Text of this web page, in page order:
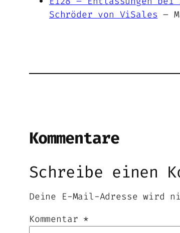
Schröder von ViSales –
Kommentare
Schreibe einen
Deine E-Mail-Adresse
Kommentar *